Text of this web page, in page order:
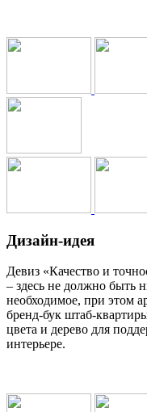
Дизайн-идея
Девиз «Качество и
– здесь не должно быть
необходимое, при этом
бренд-бук штаб-
цвета и дерево для
интерьере.